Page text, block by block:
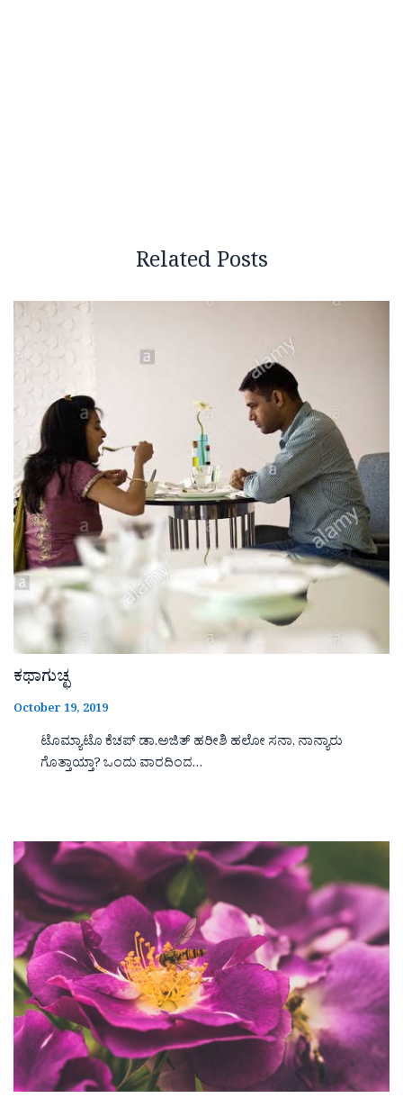
Related Posts
ಕಥಾಗುಚ್ಛ
October 19, 2019
ಟೊಮ್ಯಾಟೊ ಕೆಚಪ್ ಡಾ.ಅಜಿತ್ ಹರೀಶಿ ಹಲೋ ಸನಾ, ನಾನ್ಯಾರು
ಗೊತ್ತಾಯ್ತಾ? ಒಂದು ವಾರದಿಂದ…